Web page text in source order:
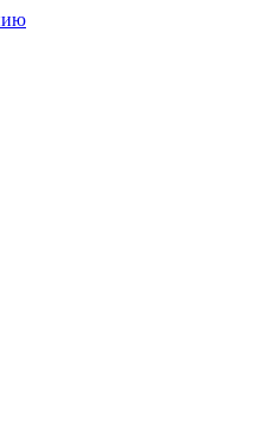
форму. В течение
свяжется Наш менеджер
время доставки